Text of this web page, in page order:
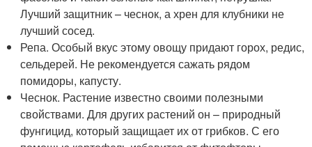
Лучший защитник – чеснок, а хрен для клубники не
лучший сосед.
Репа. Особый вкус этому овощу придают горох, редис,
сельдерей. Не рекомендуется сажать рядом
помидоры, капусту.
Чеснок. Растение известно своими полезными
свойствами. Для других растений он – природный
фунгицид, который защищает их от грибков. С его